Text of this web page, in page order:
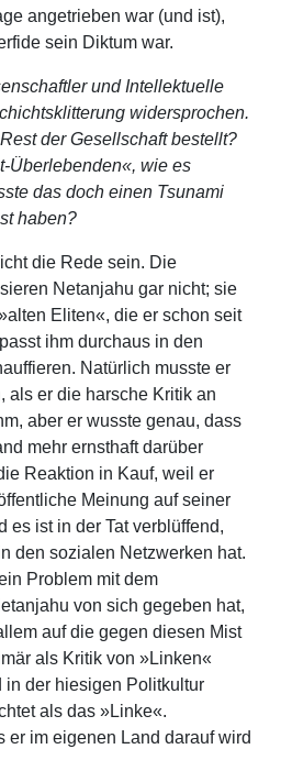
angetrieben war (und ist),
sein Diktum war.
und Intellektuelle
widersprochen.
der Gesellschaft bestellt?
Überlebenden«, wie es
das doch einen Tsunami
haben?
die Rede sein. Die
Netanjahu gar nicht; sie
Eliten«, die er schon seit
ihm durchaus in den
Natürlich musste er
als er die harsche Kritik an
aber er wusste genau, dass
mehr ernsthaft darüber
Reaktion in Kauf, weil er
Meinung auf seiner
es ist in der Tat verblüffend,
den sozialen Netzwerken hat.
Problem mit dem
von sich gegeben hat,
auf die gegen diesen Mist
als Kritik von »Linken«
in der hiesigen Politkultur
als das »Linke«.
er im eigenen Land darauf wird